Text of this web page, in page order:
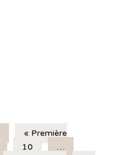
« Première
10
…